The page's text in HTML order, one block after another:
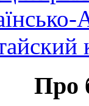
Про